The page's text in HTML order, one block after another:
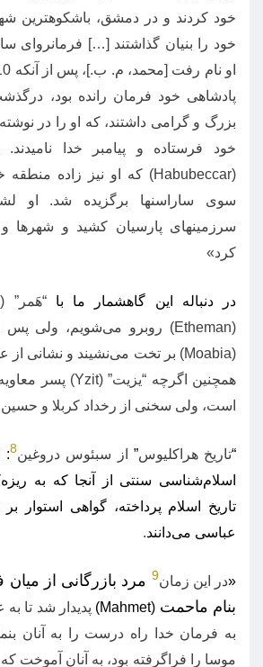
خود کردند و در دمشق، باشکوهترین
خود را بنیان گذاشتند […] فرمانروای
او نام رفت [محمد، م. ب.]، پس از آنکه
پادشاهی خود فرمان رانده بود،
بزرگ و گرامی داشتند، که او را در
خود فرستاده و پیامبر خدا نامیدند.
(Habubeccar)
که او نیز زاده منطقه
سوی ساراسنها برگزیده شد.
او
سرزمینهای پارسیان کشید و شهرها و
کرد»
در دنباله این گاهشمار ما با“هَمر” (Hamer)
(Etheman)
روبرو می‌شویم، ولی پس
(Moabia)
بر تخت می‌نشیند و نشانی
همچنین اگرچه “یزیت” (Yzit)
پسر
است، ولی سخنی از رخداد کربلا و
“تاریخ هراکلیوس” از ‌سبئوس دروغین8
:
اسلام‌شناسی سنتی از آنجا که به
تاریخ اسلام پرداخته، گواهی استوار
عباسی می‌دانند.
«در این زمان9 مرد بازرگانی از
بنام ماحمت(Mahmet)
پدیدار شد تا
به فرمان خدا راه درست را به آنان
موسا را فراگرفته بود، به آنان آموخت که